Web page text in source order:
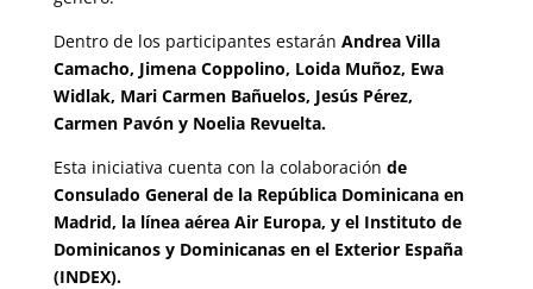
Dentro de los participantes estarán Andrea Villa
Camacho, Jimena Coppolino, Loida Muñoz, Ewa
Widlak, Mari Carmen Bañuelos, Jesús Pérez,
Carmen Pavón y Noelia Revuelta.
Esta iniciativa cuenta con la colaboración de
Consulado General de la República Dominicana en
Madrid, la línea aérea Air Europa, y el Instituto de
Dominicanos y Dominicanas en el Exterior España
(INDEX).